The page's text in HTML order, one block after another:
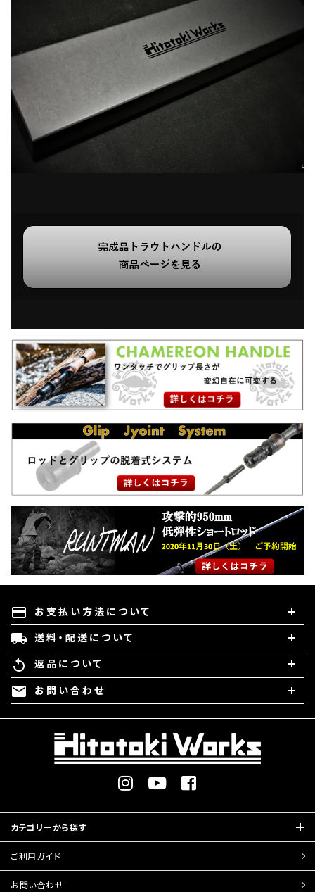
payment お支払い方法について
local_shipping 送料・配送について
replay 返品について
mail お問い合わせ
カテゴリーから探す
ご利用ガイド
お問い合わせ